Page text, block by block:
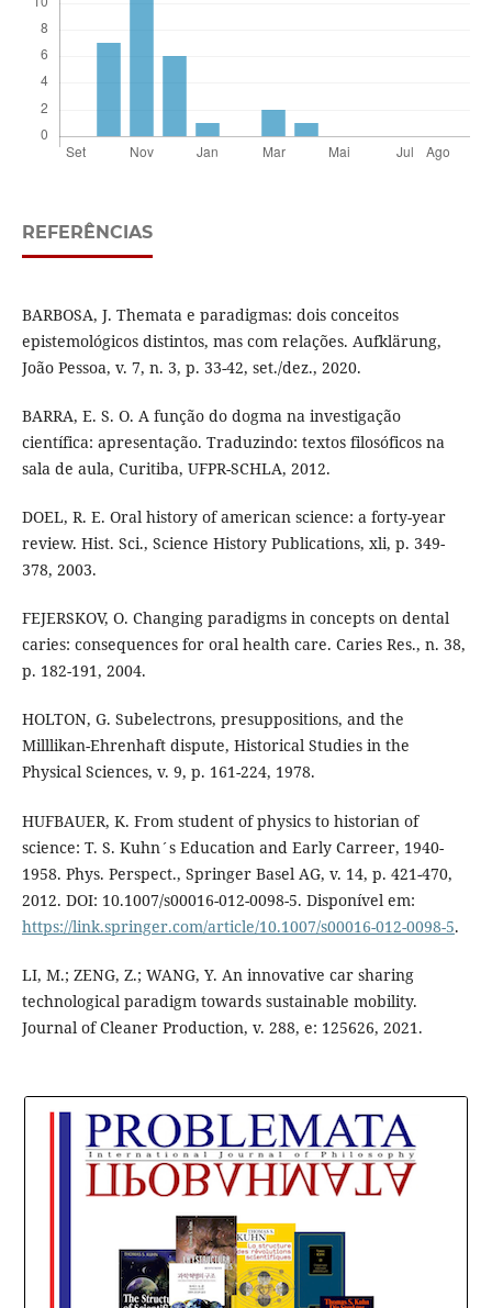
REFERÊNCIAS
BARBOSA, J. Themata e paradigmas: dois conceitos
epistemológicos distintos, mas com relações. Aufklärung,
João Pessoa, v. 7, n. 3, p. 33-42, set./dez., 2020.
BARRA, E. S. O. A função do dogma na investigação
científica: apresentação. Traduzindo: textos filosóficos na
sala de aula, Curitiba, UFPR-SCHLA, 2012.
DOEL, R. E. Oral history of american science: a forty-year
review. Hist. Sci., Science History Publications, xli, p. 349-
378, 2003.
FEJERSKOV, O. Changing paradigms in concepts on dental
caries: consequences for oral health care. Caries Res., n. 38,
p. 182-191, 2004.
HOLTON, G. Subelectrons, presuppositions, and the
Milllikan-Ehrenhaft dispute, Historical Studies in the
Physical Sciences, v. 9, p. 161-224, 1978.
HUFBAUER, K. From student of physics to historian of
science: T. S. Kuhn´s Education and Early Carreer, 1940-
1958. Phys. Perspect., Springer Basel AG, v. 14, p. 421-470,
2012. DOI: 10.1007/s00016-012-0098-5. Disponível em:
https://link.springer.com/article/10.1007/s00016-012-0098-5.
LI, M.; ZENG, Z.; WANG, Y. An innovative car sharing
technological paradigm towards sustainable mobility.
Journal of Cleaner Production, v. 288, e: 125626, 2021.